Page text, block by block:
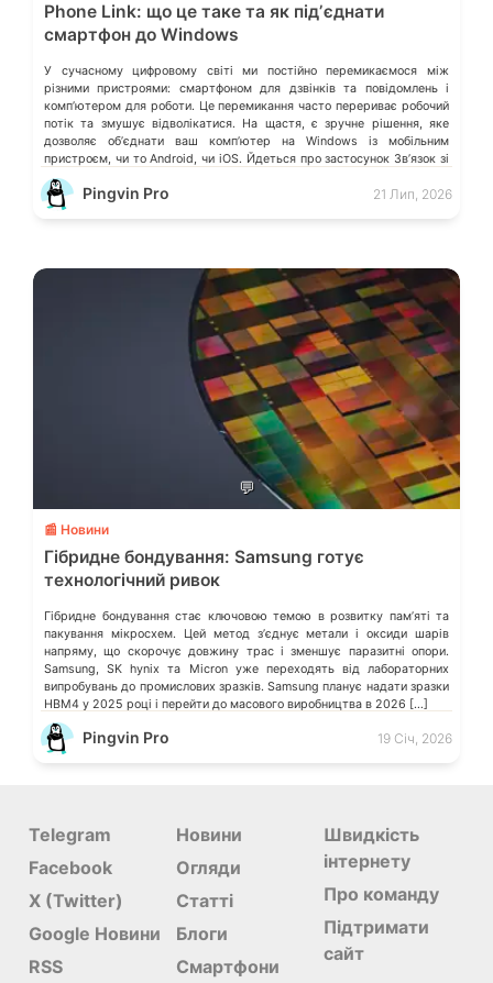
Phone Link: що це таке та як підʼєднати
смартфон до Windows
У сучасному цифровому світі ми постійно перемикаємося між
різними пристроями: смартфоном для дзвінків та повідомлень і
компʼютером для роботи. Це перемикання часто перериває робочий
потік та змушує відволікатися. На щастя, є зручне рішення, яке
дозволяє обʼєднати ваш компʼютер на Windows із мобільним
пристроєм, чи то Android, чи iOS. Йдеться про застосунок Звʼязок зі
смартфоном (Phone Link) від Microsoft, що перетворює ваш ПК на
своєрідний «міст» до функцій смартфона.
Pingvin Pro 21 Лип, 2026
💬
📰 Новини
Гібридне бондування: Samsung готує
технологічний ривок
Гібридне бондування стає ключовою темою в розвитку памʼяті та
пакування мікросхем. Цей метод зʼєднує метали і оксиди шарів
напряму, що скорочує довжину трас і зменшує паразитні опори.
Samsung, SK hynix та Micron уже переходять від лабораторних
випробувань до промислових зразків. Samsung планує надати зразки
HBM4 у 2025 році і перейти до масового виробництва в 2026 […]
Pingvin Pro 19 Січ, 2026
Telegram
Facebook
X (Twitter)
Google Новини
RSS
Новини
Огляди
Статті
Блоги
Смартфони
Швидкість
інтернету
Про команду
Підтримати
сайт